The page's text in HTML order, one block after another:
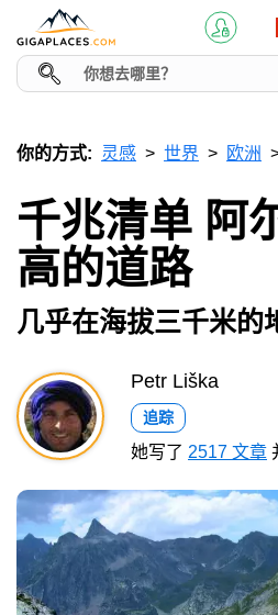
你的方式: 灵感 世界 欧洲
千兆清单 阿
高的道路
几乎在海拔三千米的
Petr Liška
追踪
她写了 2517 文章